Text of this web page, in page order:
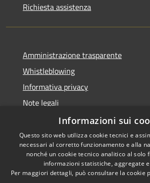
Richiesta assistenza
Amministrazione trasparente
Whistleblowing
Informativa privacy
Note legali
Dichiarazione di accessibilità
RSS
Accessibilità
Informazioni sui
Questo sito web utilizza cookie tecnici e
necessari al corretto funzionamento e alla
nonché un cookie tecnico analitico al solo
informazioni statistiche, aggregate
Per maggiori dettagli, può consultare la cookie